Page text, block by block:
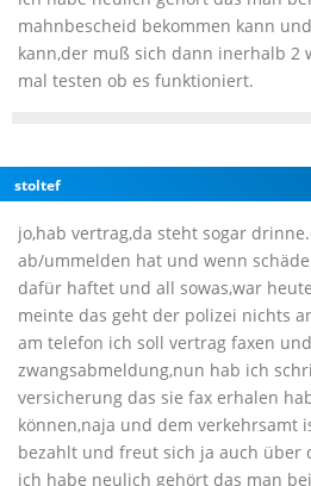
mahnbescheid bekommen kann
kann,der muß sich dann inerhalb 2
mal testen ob es funktioniert.
stoltef
jo,hab vertrag,da steht sogar
ab/ummelden hat und wenn
dafür haftet und all sowas,war
meinte das geht der polizei nichts
am telefon ich soll vertrag faxen
zwangsabmeldung,nun hab ich
versicherung das sie fax erhalen
können,naja und dem verkehrsamt
bezahlt und freut sich ja auch über
ich habe neulich gehört das man